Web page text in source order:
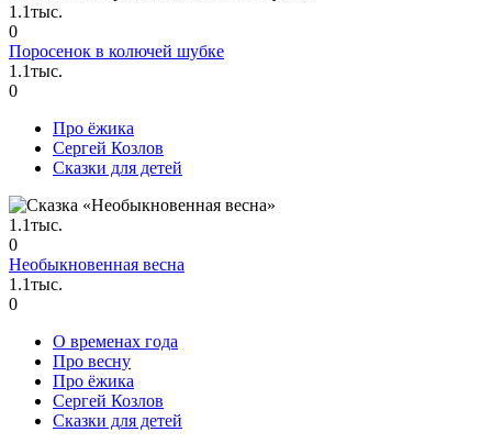
1.1тыс.
0
Поросенок в колючей шубке
1.1тыс.
0
Про ёжика
Сергей Козлов
Сказки для детей
1.1тыс.
0
Необыкновенная весна
1.1тыс.
0
О временах года
Про весну
Про ёжика
Сергей Козлов
Сказки для детей